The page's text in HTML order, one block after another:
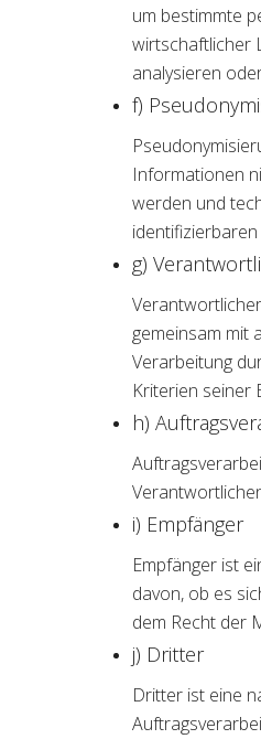
um bestimmte
wirtschaftlicher
analysieren
f)
Informationen
werden und
g)
gemeinsam mit
Verarbeitung
Kriterien seiner
h)
i) Empfänger
Empfänger ist
davon, ob es
dem Recht der
j) Dritter
Dritter ist eine